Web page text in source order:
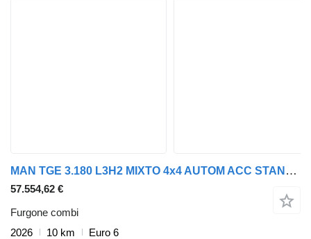
MAN TGE 3.180 L3H2 MIXTO 4x4 AUTOM ACC STANDH SITZH
57.554,62 €
Furgone combi
2026
10 km
Euro 6